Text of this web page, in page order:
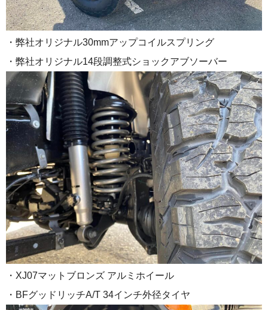
・弊社オリジナル30mmアップコイルスプリング
・弊社オリジナル14段調整式ショックアブソーバー
・XJ07マットブロンズ アルミホイール
・BFグッドリッチA/T 34インチ外径タイヤ